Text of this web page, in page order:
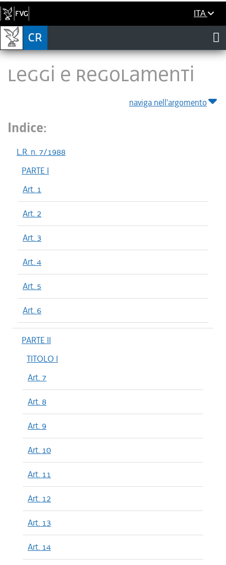
ITA
LEGGI E REGOLAMENTI
naviga nell'argomento
Indice:
L.R. n. 7/1988
PARTE I
Art. 1
Art. 2
Art. 3
Art. 4
Art. 5
Art. 6
PARTE II
TITOLO I
Art. 7
Art. 8
Art. 9
Art. 10
Art. 11
Art. 12
Art. 13
Art. 14